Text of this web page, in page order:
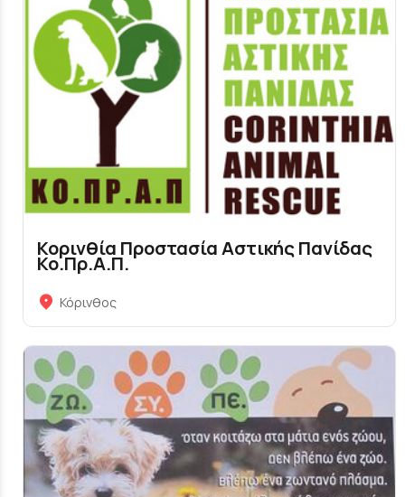
Κορινθία Προστασία Αστικής Πανίδας
Κο.Πρ.Α.Π.
Κόρινθος